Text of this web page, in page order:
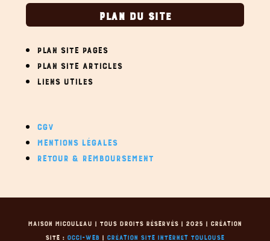
PLAN DU SITE
PLAN SITE PAGES
PLAN SITE ARTICLES
LIENS UTILES
CGV
MENTIONS LÉGALES
RETOUR & REMBOURSEMENT
MAISON MICOULEAU | TOUS DROITS RÉSERVÉS | 2025 | CRÉATION
SITE : OCCI-WEB | CRÉATION SITE INTERNET TOULOUSE